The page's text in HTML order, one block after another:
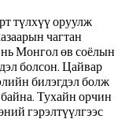
түлхүү оруулж
чагтан
нь Монгол өв соёлын
болсон. Цайвар
билэгдэл болж
Тухайн орчин
гэрэлтүүлгээс